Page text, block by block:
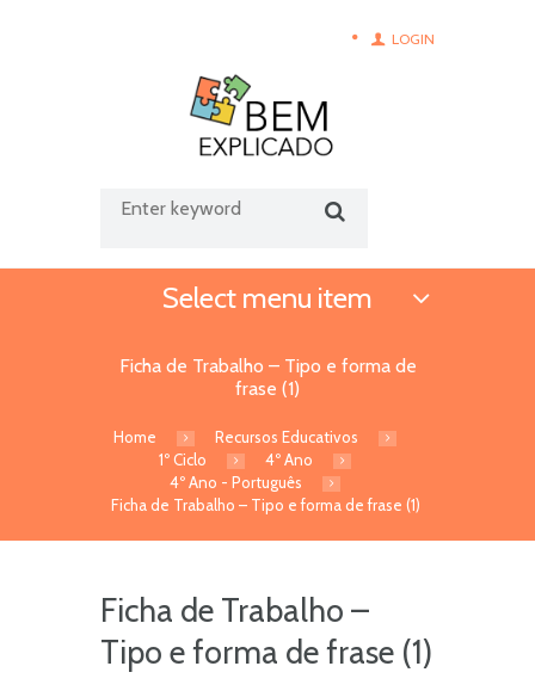
LOGIN
Select menu item
Ficha de Trabalho – Tipo e forma de
frase (1)
Home
Recursos Educativos
1º Ciclo
4º Ano
4º Ano - Português
Ficha de Trabalho – Tipo e forma de frase (1)
Ficha de Trabalho –
Tipo e forma de frase (1)